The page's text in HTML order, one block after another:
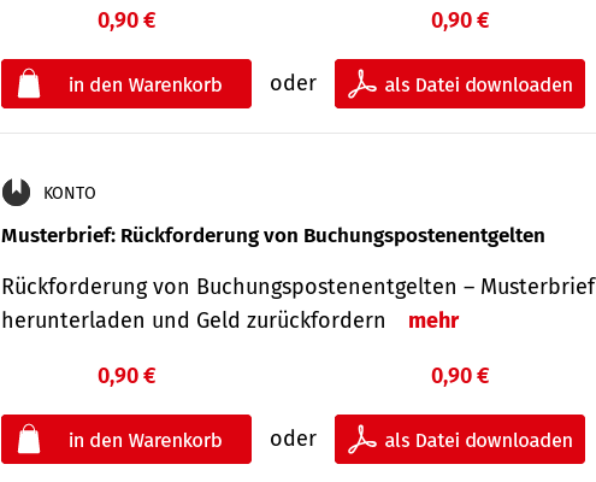
0,90 €
oder
0,90 €
KONTO
Musterbrief: Rückforderung von Buchungspostenentgelten
Rückforderung von Buchungspostenentgelten – Musterbrief
herunterladen und Geld zurückfordern
mehr
0,90 €
oder
0,90 €